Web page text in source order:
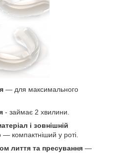
― для максимального
- займає 2 хвилини.
і зовнішній
— компактніший у роті.
лиття та пресування —